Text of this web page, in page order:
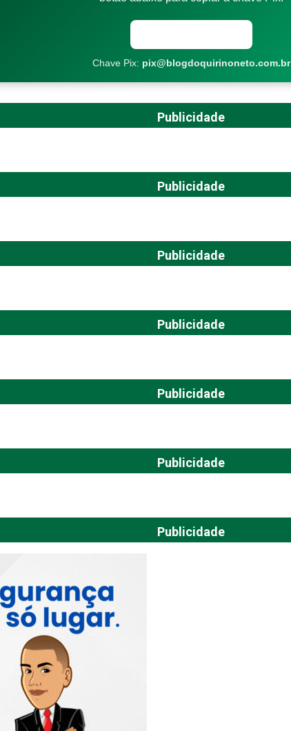
Chave Pix: pix@blogdoquirinoneto.com.br
Publicidade
Publicidade
Publicidade
Publicidade
Publicidade
Publicidade
Publicidade